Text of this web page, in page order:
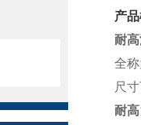
产
耐
全
尺
耐